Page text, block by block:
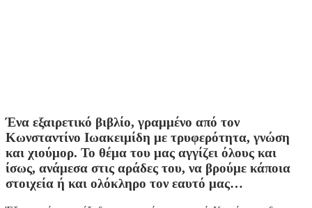
Ένα εξαιρετικό βιβλίο, γραμμένο από τον
Κωνσταντίνο Ιωακειμίδη με τρυφερότητα, γνώση
και χιούμορ. Το θέμα του μας αγγίζει όλους και
ίσως, ανάμεσα στις αράδες του, να βρούμε κάποια
στοιχεία ή και ολόκληρο τον εαυτό μας…